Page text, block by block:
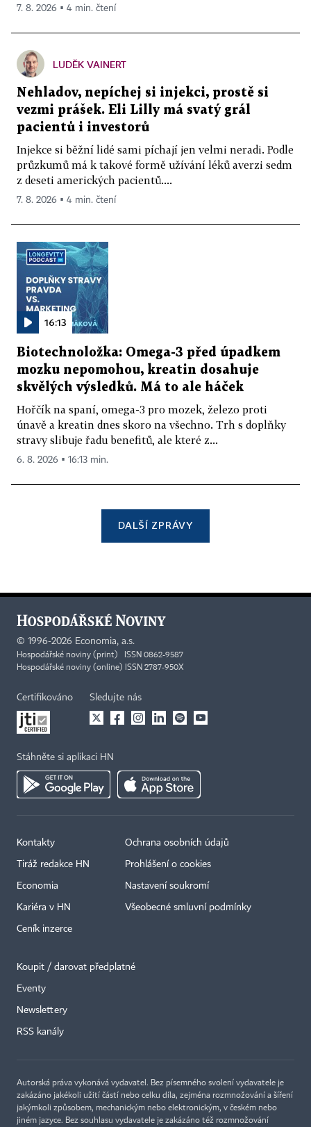
7. 8. 2026 ▪ 4 min. čtení
LUDĚK VAINERT
Nehladov, nepíchej si injekci, prostě si
vezmi prášek. Eli Lilly má svatý grál
pacientů i investorů
Injekce si běžní lidé sami píchají jen velmi neradi. Podle
průzkumů má k takové formě užívání léků averzi sedm
z deseti amerických pacientů....
7. 8. 2026 ▪ 4 min. čtení
16:13
Biotechnoložka: Omega-3 před úpadkem
mozku nepomohou, kreatin dosahuje
skvělých výsledků. Má to ale háček
Hořčík na spaní, omega-3 pro mozek, železo proti
únavě a kreatin dnes skoro na všechno. Trh s doplňky
stravy slibuje řadu benefitů, ale které z...
6. 8. 2026 ▪ 16:13 min.
DALŠÍ ZPRÁVY
© 1996-2026 Economia, a.s.
Hospodářské noviny (print) ISSN 0862-9587
Hospodářské noviny (online) ISSN 2787-950X
Certifikováno Sledujte nás
Stáhněte si aplikaci HN
Kontakty
Tiráž redakce HN
Economia
Kariéra v HN
Ceník inzerce
Ochrana osobních údajů
Prohlášení o cookies
Nastavení soukromí
Všeobecné smluvní podmínky
Koupit / darovat předplatné
Eventy
Newslettery
RSS kanály
Autorská práva vykonává vydavatel. Bez písemného svolení vydavatele je
zakázáno jakékoli užití částí nebo celku díla, zejména rozmnožování a šíření
jakýmkoli způsobem, mechanickým nebo elektronickým, v českém nebo
jiném jazyce. Bez souhlasu vydavatele je zakázáno též rozmnožování